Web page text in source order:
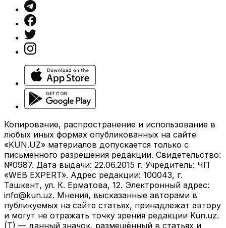
Копирование, распространение и использование в
любых иных формах опубликованных на сайте
«KUN.UZ» материалов допускается только с
письменного разрешения редакции. Свидетельство:
№0987. Дата выдачи: 22.06.2015 г. Учредитель: ЧП
«WEB EXPERT». Адрес редакции: 100043, г.
Ташкент, ул. К. Ерматова, 12. Электронный адрес:
info@kun.uz. Мнения, высказанные авторами в
публикуемых на сайте статьях, принадлежат автору
и могут не отражать точку зрения редакции Kun.uz.
(T) — данный значок, размещённый в статьях и